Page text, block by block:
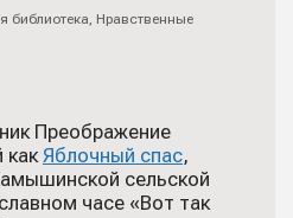
библиотека, Нравственные
Преображение
какЯблочный спас,
сельской
часе «Вот так